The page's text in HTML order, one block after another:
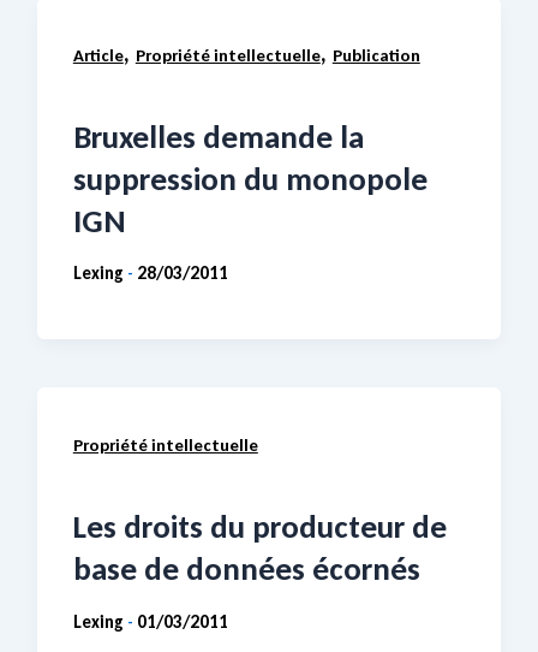
Article, Propriété intellectuelle, Publication
Bruxelles demande la
suppression du monopole
IGN
Lexing - 28/03/2011
Propriété intellectuelle
Les droits du producteur de
base de données écornés
Lexing - 01/03/2011